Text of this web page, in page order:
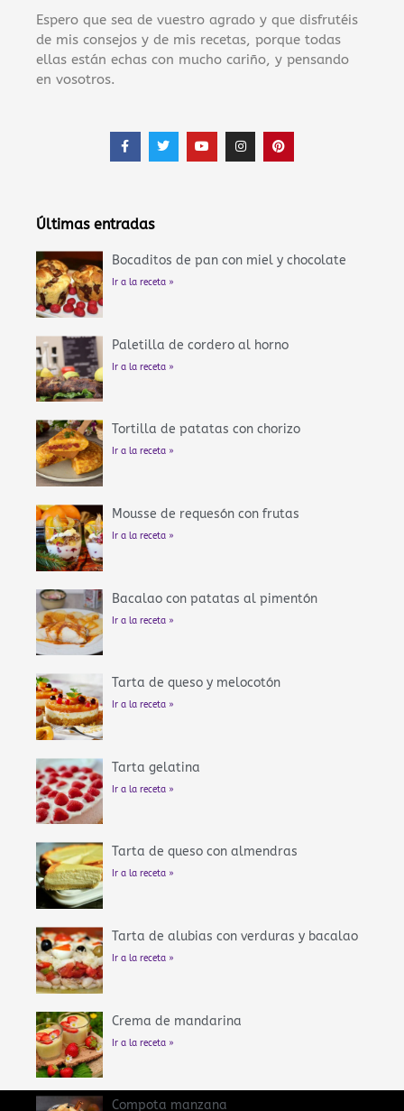
Espero que sea de vuestro agrado y que disfrutéis
de mis consejos y de mis recetas, porque todas
ellas están echas con mucho cariño, y pensando
en vosotros.
F
a
c
k
T
w
i
Y
o
u
I
n
s
P
i
n
Últimas entradas
Bocaditos de pan con miel y chocolate
Ir a la receta »
Paletilla de cordero al horno
Ir a la receta »
Tortilla de patatas con chorizo
Ir a la receta »
Mousse de requesón con frutas
Ir a la receta »
Bacalao con patatas al pimentón
Ir a la receta »
Tarta de queso y melocotón
Ir a la receta »
Tarta gelatina
Ir a la receta »
Tarta de queso con almendras
Ir a la receta »
Tarta de alubias con verduras y bacalao
Ir a la receta »
Crema de mandarina
Ir a la receta »
Compota manzana